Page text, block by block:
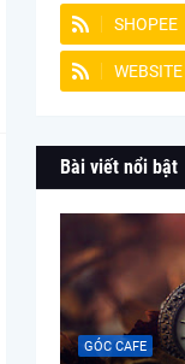
SHOPEE
WEBSITE
Bài viết nổi bật
GÓC CAFE